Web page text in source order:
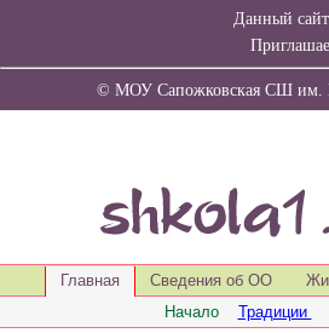
Данный
© МОУ Сапожковская СШ им.
Главная Сведения об ОО
Начало
Традиции